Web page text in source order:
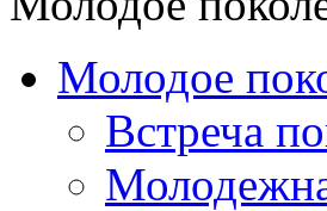
Молодое
Встреча